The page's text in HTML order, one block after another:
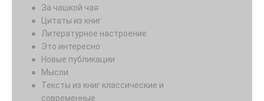
За чашкой чая
Цитаты из книг
Литературное настроение
Это интересно
Новые публикации
Мысли
Тексты из книг классические и
современные